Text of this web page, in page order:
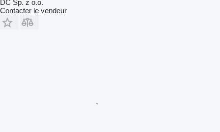
DC Sp. z o.o.
Contacter le vendeur